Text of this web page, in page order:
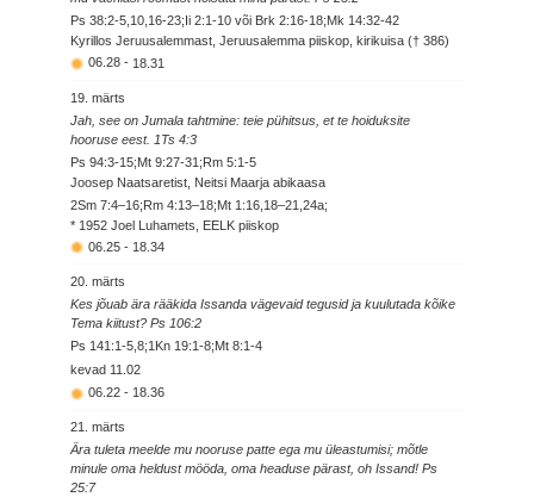
Ps 38:2-5,10,16-23;Ii 2:1-10 või Brk 2:16-18;Mk 14:32-42
Kyrillos Jeruusalemmast, Jeruusalemma piiskop, kirikuisa († 386)
06.28 - 18.31
19. märts
Jah, see on Jumala tahtmine: teie pühitsus, et te hoiduksite
hooruse eest. 1Ts 4:3
Ps 94:3-15;Mt 9:27-31;Rm 5:1-5
Joosep Naatsaretist, Neitsi Maarja abikaasa
2Sm 7:4–16;Rm 4:13–18;Mt 1:16,18–21,24a;
* 1952 Joel Luhamets, EELK piiskop
06.25 - 18.34
20. märts
Kes jõuab ära rääkida Issanda vägevaid tegusid ja kuulutada kõike
Tema kiitust? Ps 106:2
Ps 141:1-5,8;1Kn 19:1-8;Mt 8:1-4
kevad 11.02
06.22 - 18.36
21. märts
Ära tuleta meelde mu nooruse patte ega mu üleastumisi; mõtle
minule oma heldust mööda, oma headuse pärast, oh Issand! Ps
25:7